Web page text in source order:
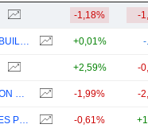
-1,18% -
PIK-SPECIALIZED HOMEBUILDER +0,01% -
+2,59% -
Y.H. DIMRI CONSTRUCTION & DEVELOPMENT LTD -1,99% -
GLENVEAGH PROPERTIES PLC -0,61%